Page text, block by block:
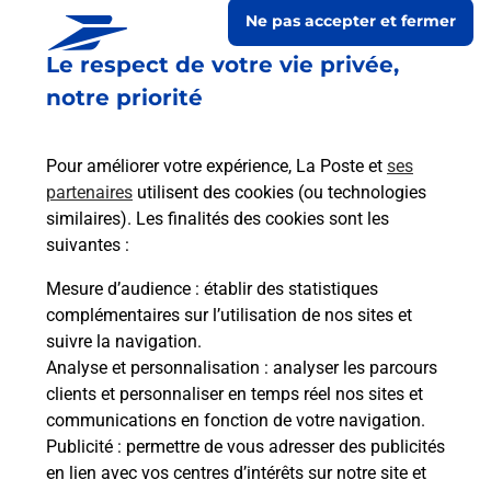
Le respect de votre vie privée,
notre priorité
Pour améliorer votre expérience, La Poste et ses
partenaires utilisent des cookies (ou technologies
similaires). Les finalités des cookies sont les
suivantes :
Mesure d’audience : établir des statistiques
complémentaires sur l’utilisation de nos sites et
suivre la navigation.
Analyse et personnalisation : analyser les parcours
clients et personnaliser en temps réel nos sites et
communications en fonction de votre navigation.
Publicité : permettre de vous adresser des publicités
en lien avec vos centres d’intérêts sur notre site et
Ne pas accepter et fermer
Prochaine collecte du courrierlundià 09h00
7 Rue Des 3 Fontaines
52250 Orcevaux
Itinéraire
Le lien s'ouvre dans un nouvel onglet